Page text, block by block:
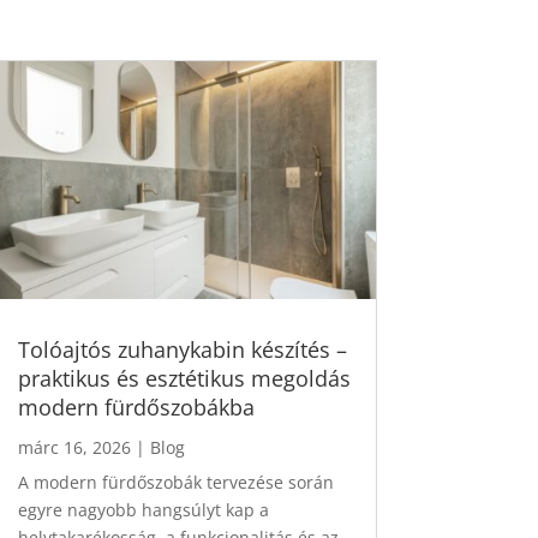
Tolóajtós zuhanykabin készítés –
praktikus és esztétikus megoldás
modern fürdőszobákba
márc 16, 2026| Blog
A modern fürdőszobák tervezése során
egyre nagyobb hangsúlyt kap a